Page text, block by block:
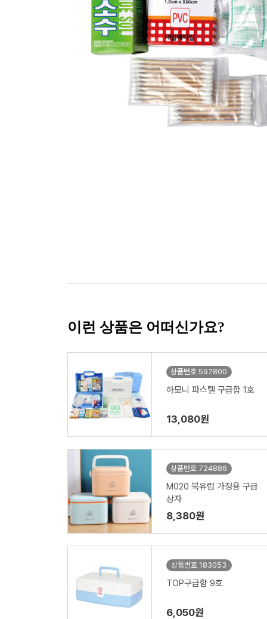
이런 상품은 어떠신가요?
상품번호 597800
하모니 파스텔 구급함 1호
13,080원
상품번호 724886
M020 북유럽 가정용 구급
상자
8,380원
상품번호 183053
TOP구급함 9호
6,050원